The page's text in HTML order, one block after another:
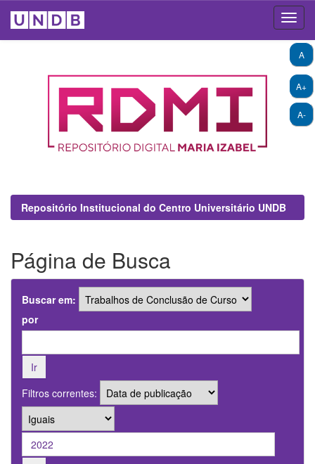
A+
A-
A
Repositório Institucional do Centro Universitário UNDB
Página de Busca
Buscar em:
por
Filtros correntes: